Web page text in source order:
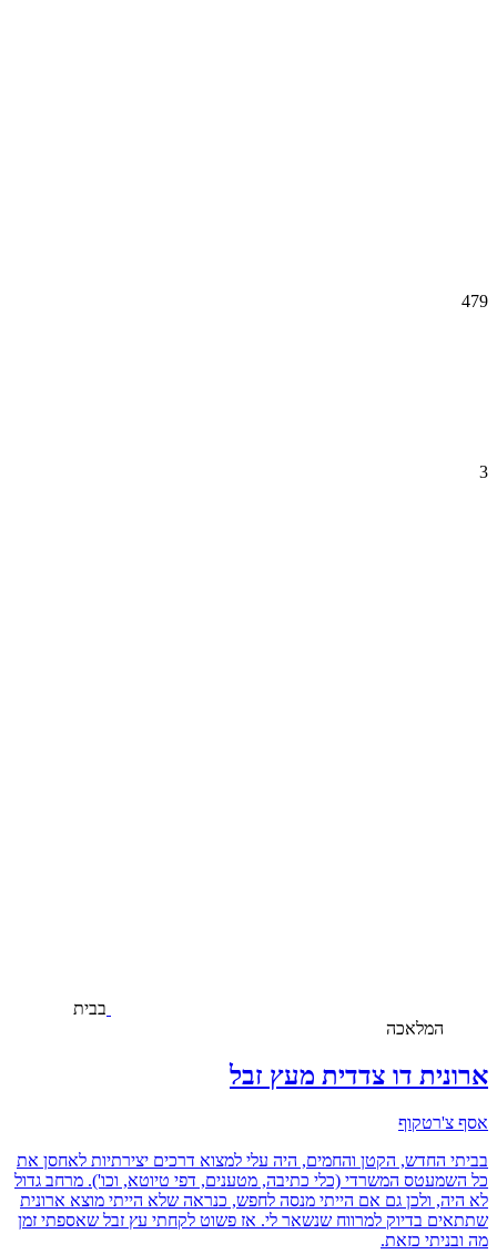
479
3
בבית
המלאכה
ארונית דו צדדית מעץ זבל
אסף צ'רטקוף
בביתי החדש, הקטן והחמים, היה עלי למצוא דרכים יצירתיות לאחסן את
כל השמעטס המשרדי (כלי כתיבה, מטענים, דפי טיוטא, וכו'). מרחב גדול
לא היה, ולכן גם אם הייתי מנסה לחפש, כנראה שלא הייתי מוצא ארונית
שתתאים בדיוק למרווח שנשאר לי. אז פשוט לקחתי עץ זבל שאספתי זמן
מה ובניתי כזאת.